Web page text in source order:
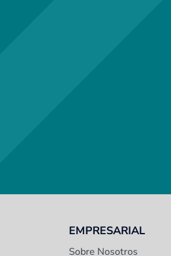
EMPRESARIAL
Sobre Nosotros